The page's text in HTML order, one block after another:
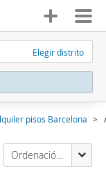
Elegir distrito
pisos Barcelona
Ordenación Enalquiler